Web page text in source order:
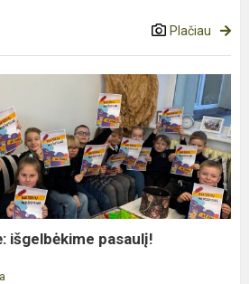
Plačiau
išgelbėkime pasaulį!